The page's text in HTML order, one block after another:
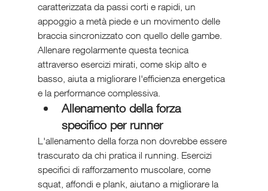
caratterizzata da passi corti e rapidi, un
appoggio a metà piede e un movimento delle
braccia sincronizzato con quello delle gambe.
Allenare regolarmente questa tecnica
attraverso esercizi mirati, come skip alto e
basso, aiuta a migliorare l'efficienza energetica
e la performance complessiva.
Allenamento della forza
specifico per runner
L'allenamento della forza non dovrebbe essere
trascurato da chi pratica il running. Esercizi
specifici di rafforzamento muscolare, come
squat, affondi e plank, aiutano a migliorare la